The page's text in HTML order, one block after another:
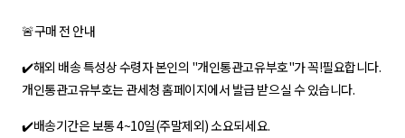
🚨구매 전 안내
✔️해외 배송 특성상 수령자 본인의 "개인통관고유부호"가 꼭!필요합니다.
개인통관고유부호는 관세청 홈페이지에서 발급 받으실 수 있습니다.
✔️배송기간은 보통 4~10일(주말제외) 소요되세요.